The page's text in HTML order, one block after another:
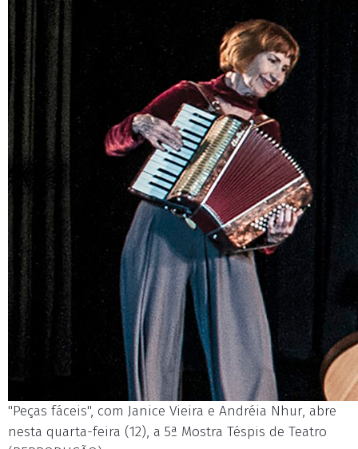
"Peças fáceis", com Janice Vieira e Andréia Nhur, abre
nesta quarta-feira (12), a 5ª Mostra Téspis de Teatro